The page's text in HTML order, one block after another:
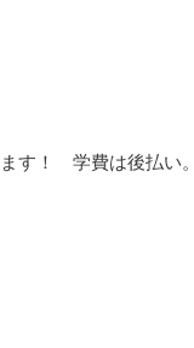
す！ 学費は後払い